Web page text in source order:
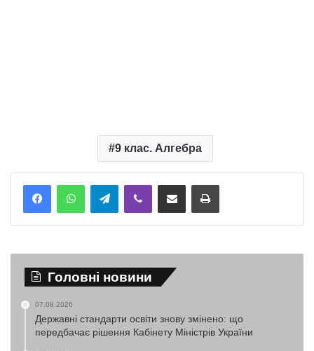
9 клас. Алгебра
TelegramViber Надіслати електронною поштоюНадрукувати
Головні новини
07.08.2026
Державні стандарти освіти знову змінено: що
передбачає рішення Кабінету Міністрів України